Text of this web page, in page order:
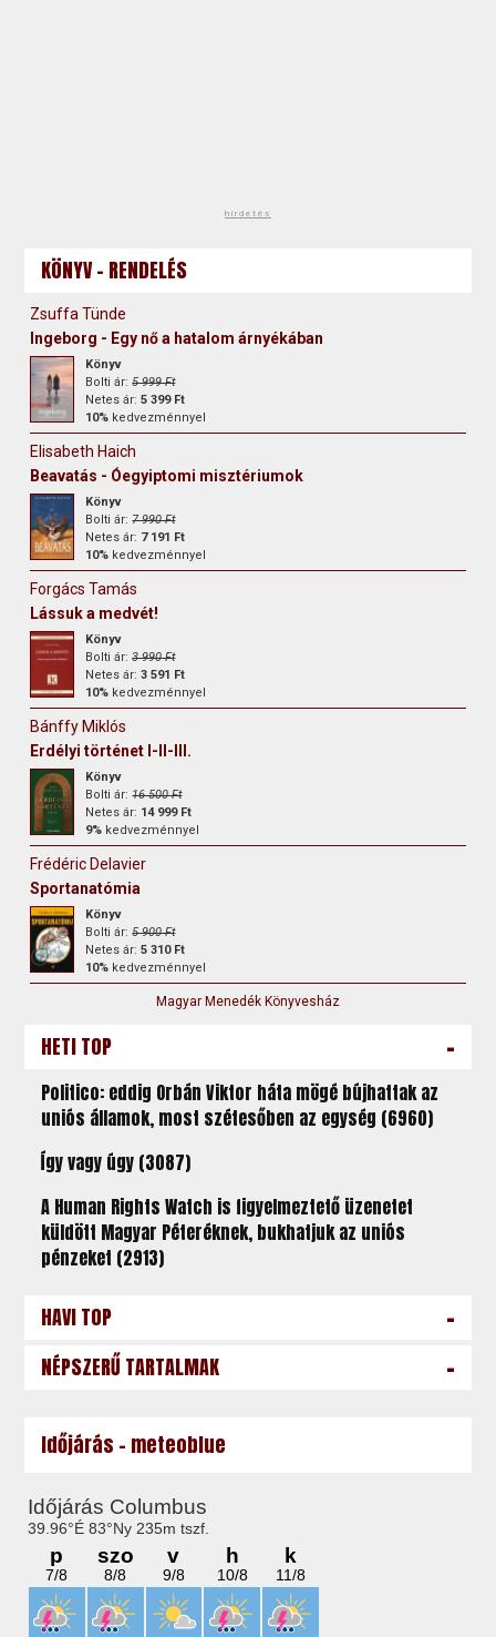
hirdetés
KÖNYV - RENDELÉS
Zsuffa Tünde
Ingeborg - Egy nő a hatalom árnyékában
Könyv
Bolti ár:5 999 Ft
Netes ár:5 399 Ft
10% kedvezménnyel
Elisabeth Haich
Beavatás - Óegyiptomi misztériumok
Könyv
Bolti ár:7 990 Ft
Netes ár: 7 191 Ft
10% kedvezménnyel
Forgács Tamás
Lássuk a medvét!
Könyv
Bolti ár:3 990 Ft
Netes ár:3 591 Ft
10% kedvezménnyel
Bánffy Miklós
Erdélyi történet I-II-III.
Könyv
Bolti ár:16 500 Ft
Netes ár: 14 999 Ft
9% kedvezménnyel
Frédéric Delavier
Sportanatómia
Könyv
Bolti ár:5 900 Ft
Netes ár:5 310 Ft
10% kedvezménnyel
Magyar Menedék Könyvesház
HETI TOP -
Politico: eddig Orbán Viktor háta mögé bújhattak az
uniós államok, most szétesőben az egység (6960)
Így vagy úgy (3087)
A Human Rights Watch is figyelmeztető üzenetet
küldött Magyar Péteréknek, bukhatjuk az uniós
pénzeket (2913)
HAVI TOP -
NÉPSZERŰ TARTALMAK -
Időjárás - meteoblue